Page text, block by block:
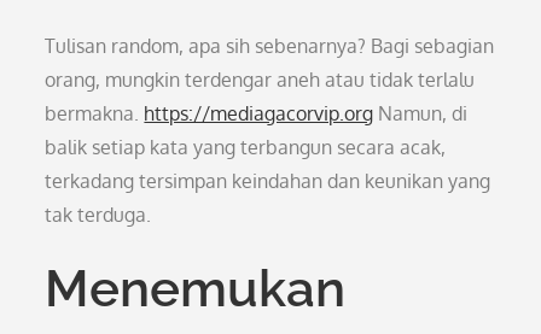
Tulisan random, apa sih sebenarnya? Bagi sebagian
orang, mungkin terdengar aneh atau tidak terlalu
bermakna. https://mediagacorvip.org Namun, di
balik setiap kata yang terbangun secara acak,
terkadang tersimpan keindahan dan keunikan yang
tak terduga.
Menemukan